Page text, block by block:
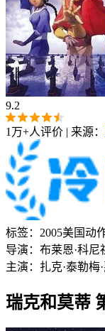
9.2
1万+人评价 | 来源：
标签： 2005美国动
导演： 布莱恩·科尼
主演： 扎克·泰勒梅
瑞克和莫蒂